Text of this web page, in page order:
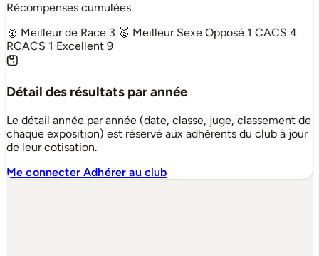
Récompenses cumulées
🥇 Meilleur de Race 3 🥈 Meilleur Sexe Opposé 1 CACS 4
RCACS 1 Excellent 9
Détail des résultats par année
Le détail année par année (date, classe, juge, classement de
chaque exposition) est réservé aux adhérents du club à jour
de leur cotisation.
Me connecterAdhérer au club